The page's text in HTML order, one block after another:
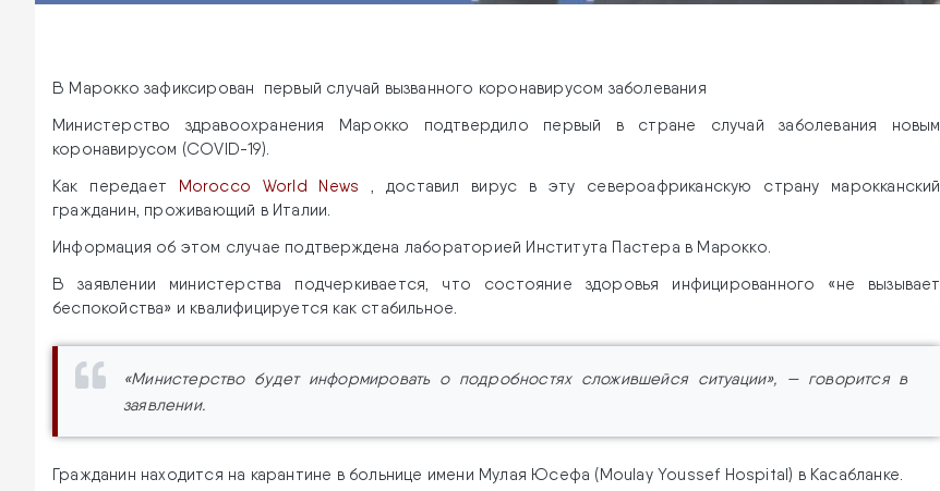
В Марокко зафиксирован первый случай вызванного коронавирусом заболевания
Министерство здравоохранения Марокко подтвердило первый в стране случай заболевания новым
коронавирусом (COVID-19).
Как передает
Morocco World News , доставил вирус в эту североафриканскую страну марокканский
гражданин, проживающий в Италии.
Информация об этом случае подтверждена лабораторией Института Пастера в Марокко.
В заявлении министерства подчеркивается, что состояние здоровья инфицированного «не вызывает
беспокойства» и квалифицируется как стабильное.
«Министерство будет информировать о подробностях сложившейся ситуации», — говорится в
заявлении.
Гражданин находится на карантине в больнице имени Мулая Юсефа (Moulay Youssef Hospital) в Касабланке.